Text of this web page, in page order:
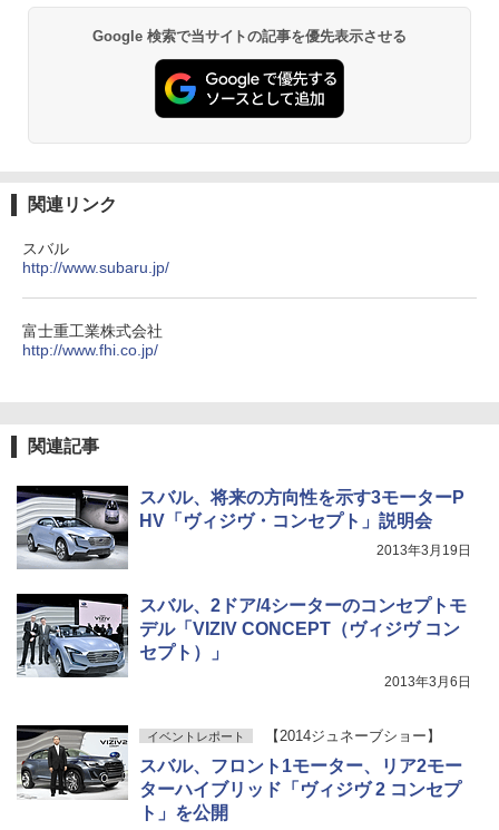
Google 検索で当サイトの記事を優先表示させる
関連リンク
スバル
http://www.subaru.jp/
富士重工業株式会社
http://www.fhi.co.jp/
関連記事
スバル、将来の方向性を示す3モーターP
HV「ヴィジヴ・コンセプト」説明会
2013年3月19日
スバル、2ドア/4シーターのコンセプトモ
デル「VIZIV CONCEPT（ヴィジヴ コン
セプト）」
2013年3月6日
イベントレポート 【2014ジュネーブショー】
スバル、フロント1モーター、リア2モー
ターハイブリッド「ヴィジヴ 2 コンセプ
ト」を公開